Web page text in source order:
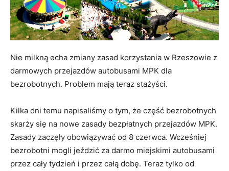
Nie milkną echa zmiany zasad korzystania w Rzeszowie z
darmowych przejazdów autobusami MPK dla
bezrobotnych. Problem mają teraz stażyści.
Kilka dni temu napisaliśmy o tym, że część bezrobotnych
skarży się na nowe zasady bezpłatnych przejazdów MPK.
Zasady zaczęły obowiązywać od 8 czerwca. Wcześniej
bezrobotni mogli jeździć za darmo miejskimi autobusami
przez cały tydzień i przez całą dobę. Teraz tylko od